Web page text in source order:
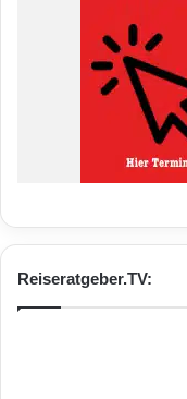
Reiseratgeber.TV: